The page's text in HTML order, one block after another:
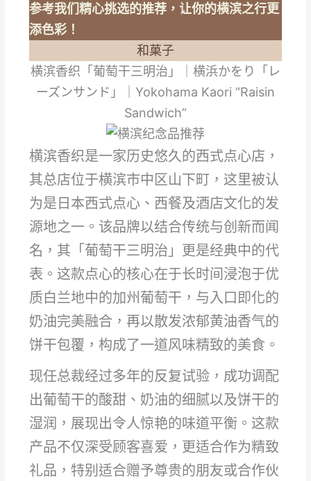
参考我们精心挑选的推荐，让你的横滨之行更
添色彩！
和菓子
横滨香织「葡萄干三明治」｜横浜かをり「レ
ーズンサンド」｜Yokohama Kaori “Raisin
Sandwich”
横滨香织是一家历史悠久的西式点心店，
其总店位于横滨市中区山下町，这里被认
为是日本西式点心、西餐及酒店文化的发
源地之一。该品牌以结合传统与创新而闻
名，其「葡萄干三明治」更是经典中的代
表。这款点心的核心在于长时间浸泡于优
质白兰地中的加州葡萄干，与入口即化的
奶油完美融合，再以散发浓郁黄油香气的
饼干包覆，构成了一道风味精致的美食。
现任总裁经过多年的反复试验，成功调配
出葡萄干的酸甜、奶油的细腻以及饼干的
湿润，展现出令人惊艳的味道平衡。这款
产品不仅深受顾客喜爱，更适合作为精致
礼品，特别适合赠予尊贵的朋友或合作伙